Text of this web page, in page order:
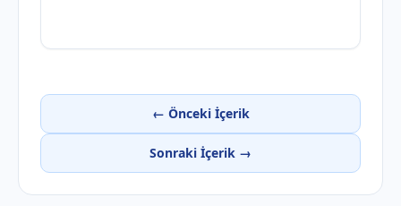
← Önceki İçerik
Sonraki İçerik →